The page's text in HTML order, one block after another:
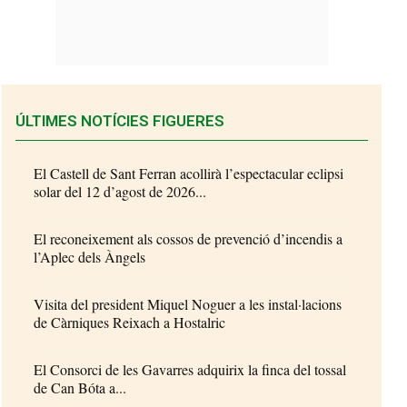
ÚLTIMES NOTÍCIES FIGUERES
El Castell de Sant Ferran acollirà l’espectacular eclipsi
solar del 12 d’agost de 2026...
El reconeixement als cossos de prevenció d’incendis a
l’Aplec dels Àngels
Visita del president Miquel Noguer a les instal·lacions
de Càrniques Reixach a Hostalric
El Consorci de les Gavarres adquirix la finca del tossal
de Can Bóta a...